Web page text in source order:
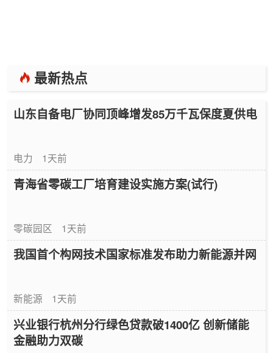
最新热点
山东自备电厂协同顶峰增发85万千瓦保度夏供电
电力 1天前
青海省零碳工厂培育建设实施方案(试行)
零碳园区 1天前
我国首个构网技术国家标准发布助力新能源并网
新能源 1天前
兴业银行杭州分行绿色贷款破1400亿 创新储能
金融助力双碳